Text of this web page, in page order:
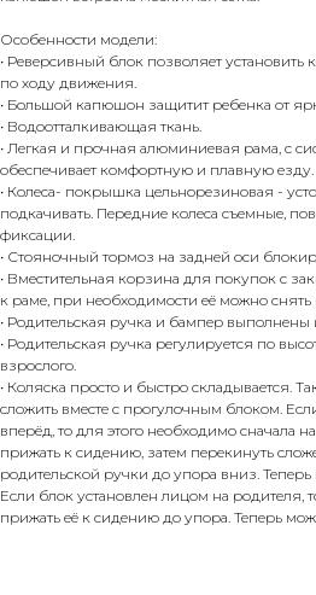
Особенности модели:
• Реверсивный блок позволяет
по ходу движения.
• Большой капюшон защитит ребенка от
• Водоотталкивающая ткань.
• Легкая и прочная алюминиевая рама, с
обеспечивает комфортную и плавную езду.
• Колеса- покрышка цельнорезиновая -
подкачивать. Передние колеса съемные,
фиксации.
• Стояночный тормоз на задней оси
• Вместительная корзина для покупок с
к раме, при необходимости её можно снять
• Родительская ручка и бампер выполнены
• Родительская ручка регулируется по
взрослого.
• Коляска просто и быстро складывается.
сложить вместе с прогулочным блоком.
вперёд, то для этого необходимо сначала
прижать к сидению, затем перекинуть
родительской ручки до упора вниз.
Если блок установлен лицом на родителя,
прижать её к сидению до упора. Теперь